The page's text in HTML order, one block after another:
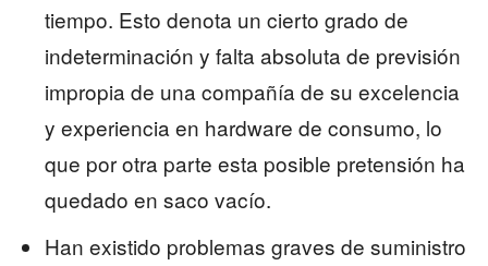
tiempo. Esto denota un cierto grado de
indeterminación y falta absoluta de previsión
impropia de una compañía de su excelencia
y experiencia en hardware de consumo, lo
que por otra parte esta posible pretensión ha
quedado en saco vacío.
Han existido problemas graves de suministro